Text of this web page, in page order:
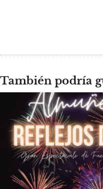
También podría